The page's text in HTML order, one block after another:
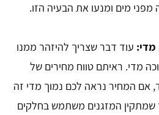
מפני מים ומנעו את הבעיה הזו.
עוד דבר שצריך להיזהר ממנו
מדי. ראיתם טווח מחירים של
אם המחיר נראה לכם נמוך מדי זה
שמתקין המזגנים משתמש בחלקים